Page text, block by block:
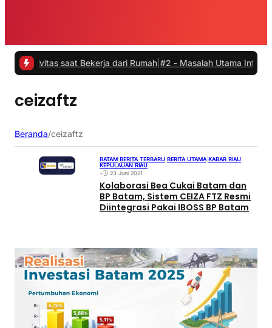
saat Bekerja dari Rumah |#2 -Masalah Utama Infrastruktur
ceizaftz
Beranda/ceizaftz
BATAM BERITA TERBARU BERITA UTAMA KABAR RIAU
KEPULAUAN RIAU
•
23 Juni 2021
Kolaborasi Bea Cukai Batam dan
BP Batam, Sistem CEIZA FTZ Resmi
Diintegrasi Pakai IBOSS BP Batam